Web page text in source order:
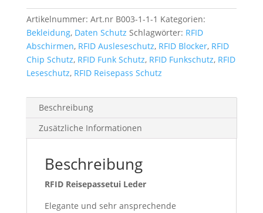
Artikelnummer: Art.nr B003-1-1-1 Kategorien:
Bekleidung, Daten Schutz Schlagwörter: RFID
Abschirmen, RFID Ausleseschutz, RFID Blocker, RFID
Chip Schutz, RFID Funk Schutz, RFID Funkschutz, RFID
Leseschutz, RFID Reisepass Schutz
Beschreibung
Zusätzliche Informationen
Beschreibung
RFID Reisepassetui Leder
Elegante und sehr ansprechende